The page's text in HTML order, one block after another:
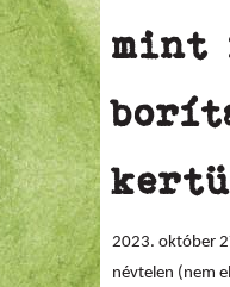
mint
2023. október
névtelen (nem